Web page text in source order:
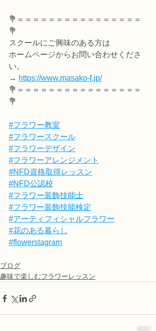
💐＝＝＝＝＝＝＝＝＝＝＝＝＝＝＝＝
💐
スクールにご興味のある方は
ホームページからお問い合わせくださ
い。
→ https://www.masako-f.jp/
💐＝＝＝＝＝＝＝＝＝＝＝＝＝＝＝＝
💐
#フラワー教室
#フラワースクール
#フラワーデザイン
#フラワーアレンジメント
#NFD資格取得レッスン
#NFD公認校
#フラワー装飾技能士
#フラワー装飾技能検定
#アーティフィシャルフラワー
#花のある暮らし
#flowerstagram
ブログ
趣味で楽しむフラワーレッスン